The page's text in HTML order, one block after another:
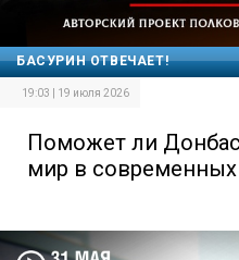
БАСУРИН ОТВЕЧАЕТ!
19:03 | 19 июля 2026
Поможет ли
мир в современных